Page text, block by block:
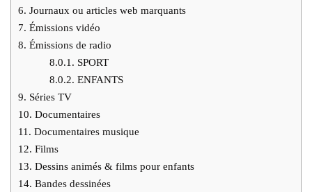
6. Jour­naux ou articles web mar­quants
7. Émis­sions vidéo
8. Émis­sions de radio
8.0.1. SPORT
8.0.2. ENFANTS
9. Séries TV
10. Docu­men­taires
11. Docu­men­taires musique
12. Films
13. Des­sins ani­més & films pour enfants
14. Bandes des­si­nées